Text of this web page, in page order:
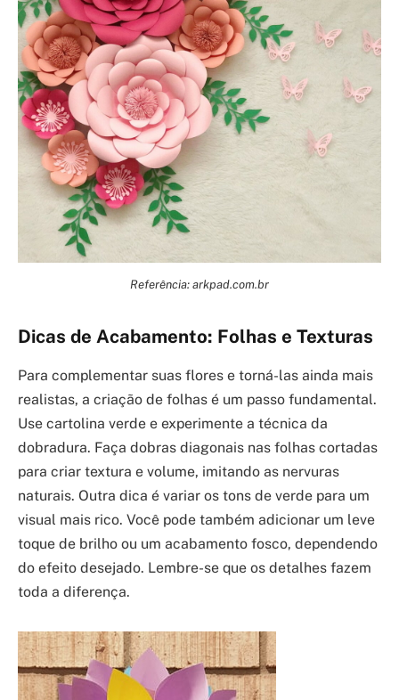
Referência: arkpad.com.br
Dicas de Acabamento: Folhas e Texturas
Para complementar suas flores e torná-las ainda mais
realistas, a criação de folhas é um passo fundamental.
Use cartolina verde e experimente a técnica da
dobradura. Faça dobras diagonais nas folhas cortadas
para criar textura e volume, imitando as nervuras
naturais. Outra dica é variar os tons de verde para um
visual mais rico. Você pode também adicionar um leve
toque de brilho ou um acabamento fosco, dependendo
do efeito desejado. Lembre-se que os detalhes fazem
toda a diferença.